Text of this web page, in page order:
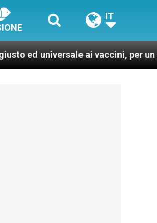
IT
vaccini, per un mondo più sano e